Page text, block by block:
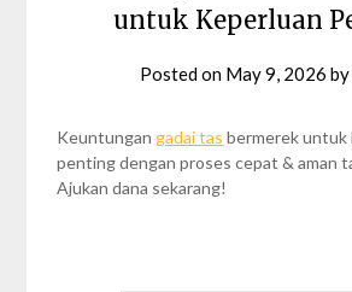
untuk Keperluan
Posted on May 9, 2026 by
Keuntungan gadai tas bermerek untuk
penting dengan proses cepat & aman
Ajukan dana sekarang!